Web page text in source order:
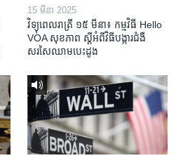
15 មីនា 2025
វិទ្យុពេលរាត្រី ១៥ មីនា៖ កម្មវិធី ​Hello
VOA សុខភាព ស្ដី​អំពី​វិធី​បង្ការ​ជំងឺ​
សរសៃ​ឈាម​បេះដូង